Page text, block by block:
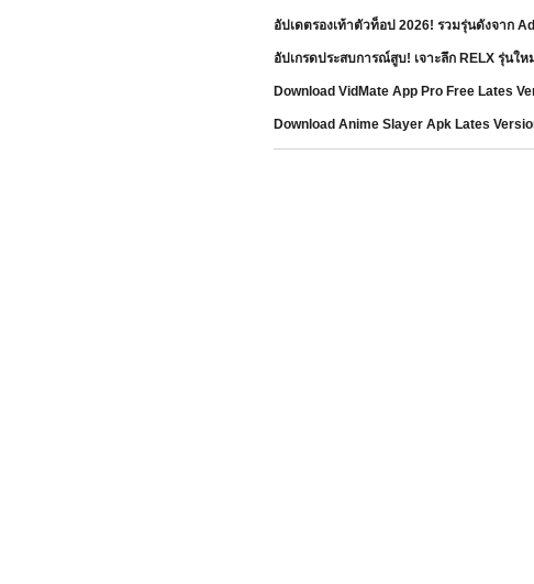
อัปเดตรองเท้าตัวท็อป 2026! รวมรุ่นดังจาก
อัปเกรดประสบการณ์สูบ! เจาะลึก RELX รุ่นใ
Download VidMate App Pro Free Lates
Download Anime Slayer Apk Lates